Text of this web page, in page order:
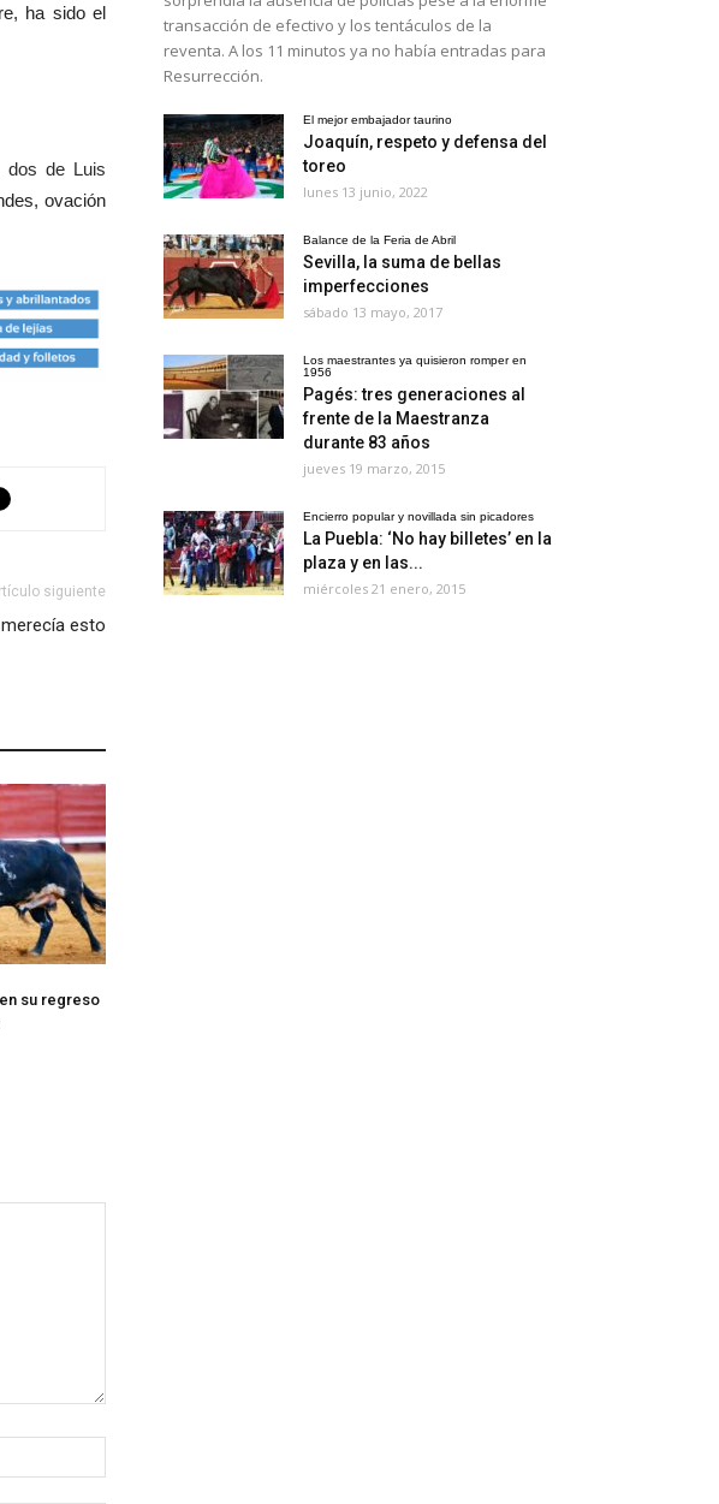
ha sido el
dos de Luis
ovación
siguiente
esto
su regreso
transacción de efectivo y los tentáculos de la
reventa. A los 11 minutos ya no había entradas para
Resurrección.
El mejor embajador taurino
Joaquín, respeto y defensa del
toreo
lunes 13 junio, 2022
Balance de la Feria de Abril
Sevilla, la suma de bellas
imperfecciones
sábado 13 mayo, 2017
Los maestrantes ya quisieron romper en
1956
Pagés: tres generaciones al
frente de la Maestranza
durante 83 años
jueves 19 marzo, 2015
Encierro popular y novillada sin picadores
La Puebla: ‘No hay billetes’ en la
plaza y en las...
miércoles 21 enero, 2015